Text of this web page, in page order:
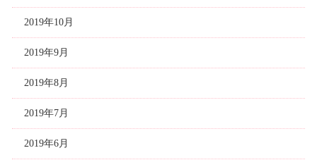
2019年10月
2019年9月
2019年8月
2019年7月
2019年6月